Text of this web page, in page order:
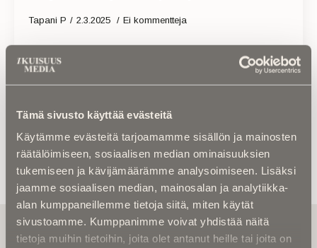
Tämä sivusto käyttää evästeitä
Käytämme evästeitä tarjoamamme sisällön ja mainosten
räätälöimiseen, sosiaalisen median ominaisuuksien
tukemiseen ja kävijämäärämme analysoimiseen. Lisäksi
jaamme sosiaalisen median, mainosalan ja analytiikka-
alan kumppaneillemme tietoja siitä, miten käytät
sivustoamme. Kumppanimme voivat yhdistää näitä
tietoja muihin tietoihin, joita olet antanut heille tai joita on
Tapani P 2.3.2025 Ei kommentteja
Read more
Tilaa uutiskirje - Pääset heti parhaiden
artikkelien pariin!